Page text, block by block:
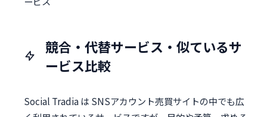
競合・代替サービス・似ているサ
ービス比較
Social Tradia は SNSアカウント売買サイトの中でも広